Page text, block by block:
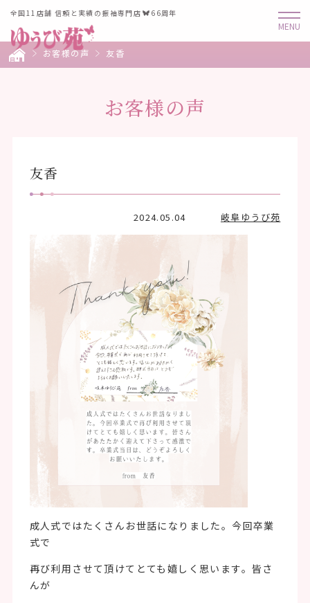
全国11店舗 信頼と実績の振袖専門店 66周年
お客様の声 友香
お客様の声
友香
2024.05.04 岐阜ゆうび苑
成人式ではたくさんお世話になりました。今回卒業
式で
再び利用させて頂けてとても嬉しく思います。皆さ
んが